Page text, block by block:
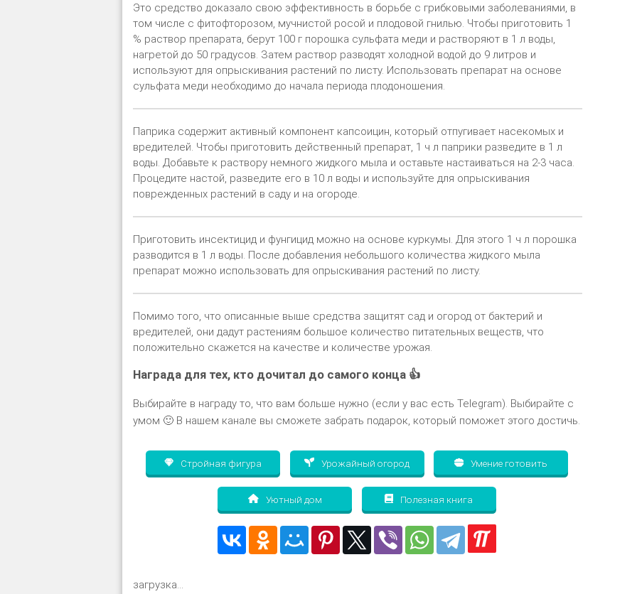
Это средство доказало свою эффективность в борьбе с грибковыми заболеваниями, в
том числе с фитофторозом, мучнистой росой и плодовой гнилью. Чтобы приготовить 1
% раствор препарата, берут 100 г порошка сульфата меди и растворяют в 1 л воды,
нагретой до 50 градусов. Затем раствор разводят холодной водой до 9 литров и
используют для опрыскивания растений по листу. Использовать препарат на основе
сульфата меди необходимо до начала периода плодоношения.
Паприка содержит активный компонент капсоицин, который отпугивает насекомых и
вредителей. Чтобы приготовить действенный препарат, 1 ч л паприки разведите в 1 л
воды. Добавьте к раствору немного жидкого мыла и оставьте настаиваться на 2-3 часа.
Процедите настой, разведите его в 10 л воды и используйте для опрыскивания
поврежденных растений в саду и на огороде.
Приготовить инсектицид и фунгицид можно на основе куркумы. Для этого 1 ч л порошка
разводится в 1 л воды. После добавления небольшого количества жидкого мыла
препарат можно использовать для опрыскивания растений по листу.
Помимо того, что описанные выше средства защитят сад и огород от бактерий и
вредителей, они дадут растениям большое количество питательных веществ, что
положительно скажется на качестве и количестве урожая.
Награда для тех, кто дочитал до самого конца 👍
Выбирайте в награду то, что вам больше нужно (если у вас есть Telegram). Выбирайте с
умом 🙂 В нашем канале вы сможете забрать подарок, который поможет этого достичь.
Стройная фигура Урожайный огород Умение готовить
Уютный дом Полезная книга
загрузка...